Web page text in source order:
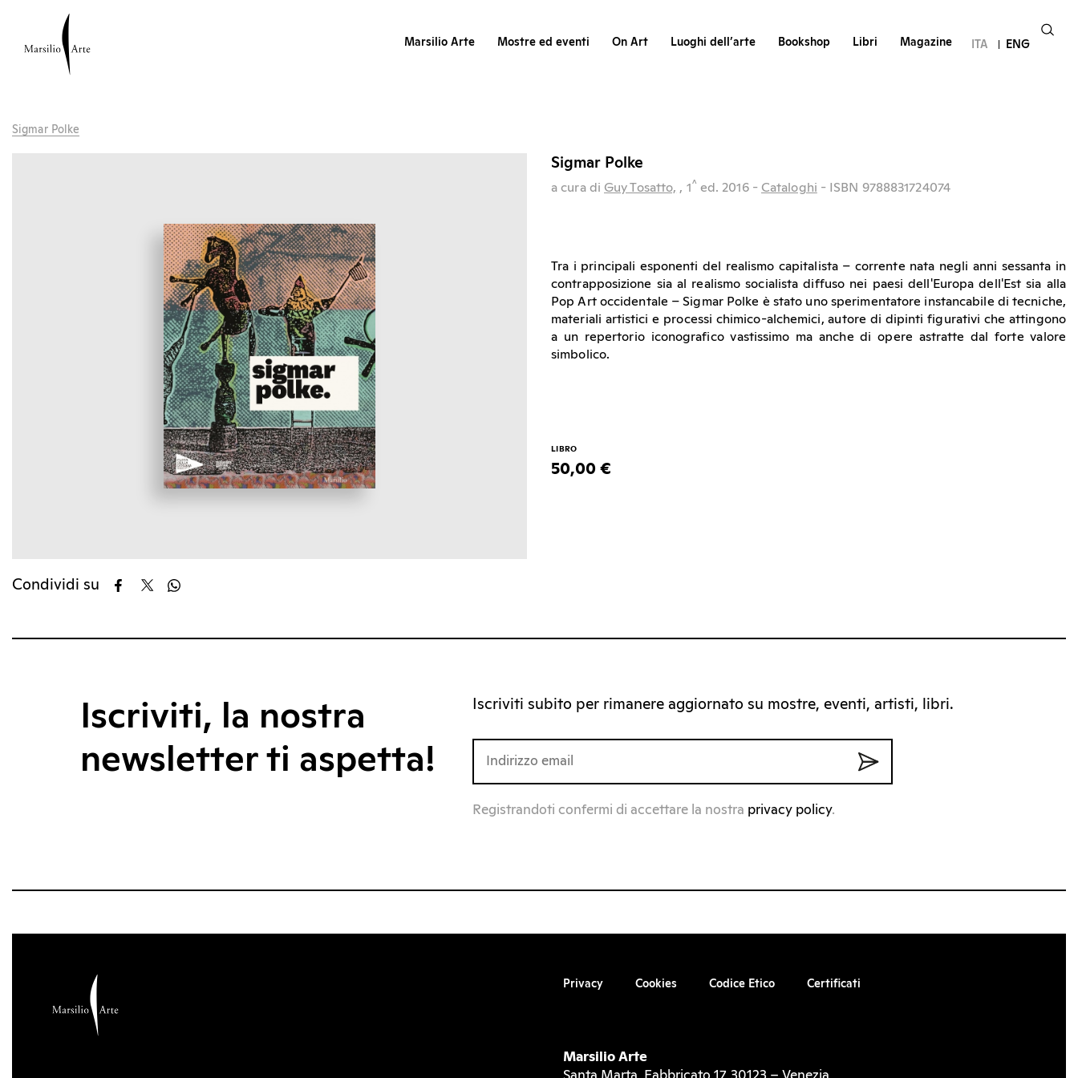
Marsilio Arte Mostre ed eventi On Art Luoghi dell’arte Bookshop Libri Magazine ITA ENG
Sigmar Polke
Condividi su
Sigmar Polke
a cura di Guy Tosatto, , 1^ ed. 2016 - Cataloghi - ISBN 9788831724074
Tra i principali esponenti del realismo capitalista – corrente nata negli anni sessanta in
contrapposizione sia al realismo socialista diffuso nei paesi dell'Europa dell'Est sia alla
Pop Art occidentale – Sigmar Polke è stato uno sperimentatore instancabile di tecniche,
materiali artistici e processi chimico-alchemici, autore di dipinti figurativi che attingono
a un repertorio iconografico vastissimo ma anche di opere astratte dal forte valore
simbolico.
LIBRO
50,00 €
Iscriviti, la nostra
newsletter ti aspetta!
Iscriviti subito per rimanere aggiornato su mostre, eventi, artisti, libri.
Registrandoti confermi di accettare la nostra privacy policy.
Privacy Cookies Codice Etico Certificati
Marsilio Arte